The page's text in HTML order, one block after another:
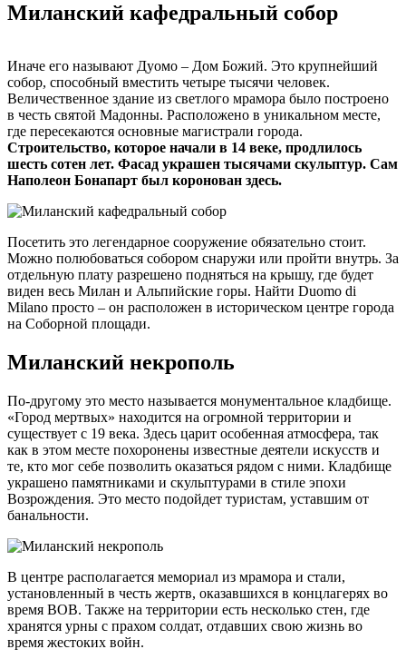
Миланский кафедральный собор
Иначе его называют Дуомо – Дом Божий. Это крупнейший
собор, способный вместить четыре тысячи человек.
Величественное здание из светлого мрамора было построено
в честь святой Мадонны. Расположено в уникальном месте,
где пересекаются основные магистрали города.
Строительство, которое начали в 14 веке, продлилось
шесть сотен лет. Фасад украшен тысячами скульптур. Сам
Наполеон Бонапарт был коронован здесь.
Посетить это легендарное сооружение обязательно стоит.
Можно полюбоваться собором снаружи или пройти внутрь. За
отдельную плату разрешено подняться на крышу, где будет
виден весь Милан и Альпийские горы. Найти Duomo di
Milano просто – он расположен в историческом центре города
на Соборной площади.
Миланский некрополь
По-другому это место называется монументальное кладбище.
«Город мертвых» находится на огромной территории и
существует с 19 века. Здесь царит особенная атмосфера, так
как в этом месте похоронены известные деятели искусств и
те, кто мог себе позволить оказаться рядом с ними. Кладбище
украшено памятниками и скульптурами в стиле эпохи
Возрождения. Это место подойдет туристам, уставшим от
банальности.
В центре располагается мемориал из мрамора и стали,
установленный в честь жертв, оказавшихся в концлагерях во
время ВОВ. Также на территории есть несколько стен, где
хранятся урны с прахом солдат, отдавших свою жизнь во
время жестоких войн.